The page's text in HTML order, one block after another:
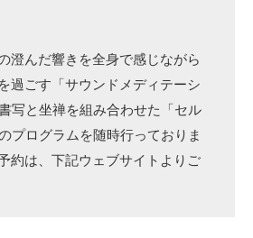
澄んだ響きを全身で感じながら
過ごす「サウンドメディテーシ
写と坐禅を組み合わせた「セル
プログラムを随時行っておりま
約は、下記ウェブサイトよりご